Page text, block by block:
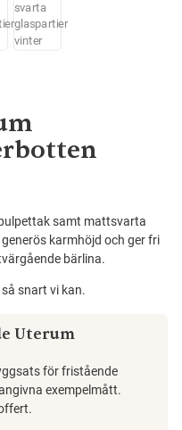
samt mattsvarta
karmhöjd och ger fri
bärlina.
snart vi kan.
Uterum
för fristående
exempelmått.